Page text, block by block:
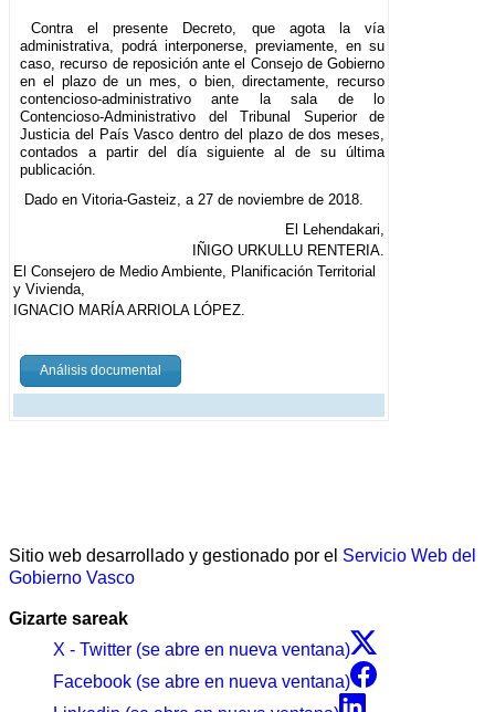
Contra el presente Decreto, que agota la vía
administrativa, podrá interponerse, previamente, en su
caso, recurso de reposición ante el Consejo de Gobierno
en el plazo de un mes, o bien, directamente, recurso
contencioso-administrativo ante la sala de lo
Contencioso-Administrativo del Tribunal Superior de
Justicia del País Vasco dentro del plazo de dos meses,
contados a partir del día siguiente al de su última
publicación.
Dado en Vitoria-Gasteiz, a 27 de noviembre de 2018.
El Lehendakari,
IÑIGO URKULLU RENTERIA.
El Consejero de Medio Ambiente, Planificación Territorial
y Vivienda,
IGNACIO MARÍA ARRIOLA LÓPEZ.
Análisis documental
Sitio web desarrollado y gestionado por el Servicio Web del
Gobierno Vasco
Gizarte sareak
X - Twitter (se abre en nueva ventana)
Facebook (se abre en nueva ventana)